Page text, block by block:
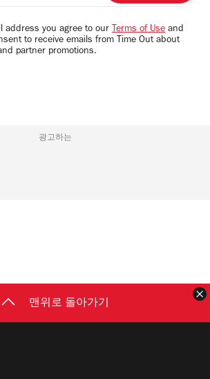
address you agree to our Terms of Use and
to receive emails from Time Out about
partner promotions.
광고하는
맨위로 돌아가기